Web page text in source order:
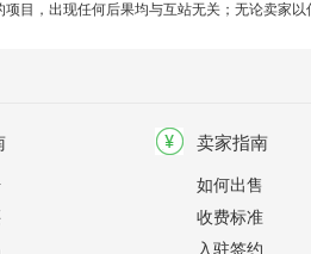
项目，出现任何后果均与互站无关；无论卖家
卖家指南
如何出售
收费标准
入驻签约